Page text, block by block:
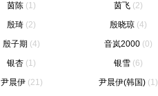
茵陈 (1) 茵飞 (2)
殷琦 (2) 殷晓琼 (4)
殷子期 (4) 音岚2000 (0)
银杏 (1) 银雪 (6)
尹晨伊 (21) 尹晨伊(韩国) (1)